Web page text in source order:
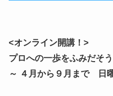
<オンライン開講！>
プロへの一歩をふみだそう
～ ４月から９月まで 日